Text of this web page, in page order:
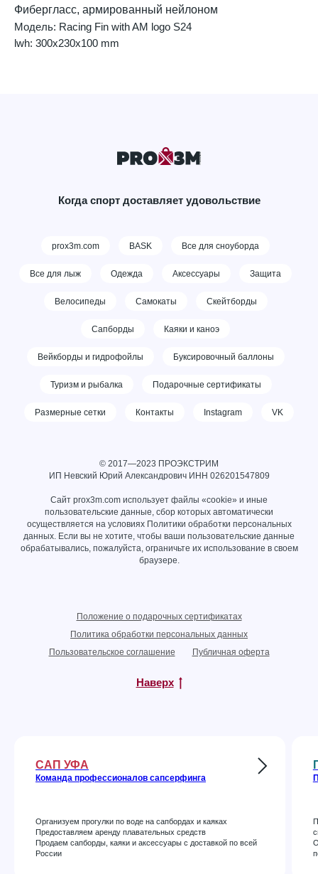
Фибергласс, армированный нейлоном
Модель: Racing Fin with AM logo S24
lwh: 300x230x100 mm
Когда спорт доставляет удовольствие
prox3m.com BASK Все для сноуборда
Все для лыж Одежда Аксессуары Защита
Велосипеды Самокаты Скейтборды
Сапборды Каяки и каноэ
Вейкборды и гидрофойлы Буксировочный баллоны
Туризм и рыбалка Подарочные сертификаты
Размерные сетки Контакты Instagram VK
© 2017—2023 ПРОЭКСТРИМ
ИП Невский Юрий Александрович ИНН 026201547809
Сайт prox3m.com использует файлы «cookie» и иные
пользовательские данные, сбор которых автоматически
осуществляется на условиях Политики обработки персональных
данных. Если вы не хотите, чтобы ваши пользовательские данные
обрабатывались, пожалуйста, ограничьте их использование в своем
браузере.
Положение о подарочных сертификатах
Политика обработки персональных данных
Пользовательское соглашение
Публичная оферта
Наверх
САП УФА
Команда профессионалов сапсерфинга
Организуем прогулки по воде на сапбордах и каяках
Предоставляем аренду плавательных средств
Продаем сапборды, каяки и аксессуары с доставкой по всей
России